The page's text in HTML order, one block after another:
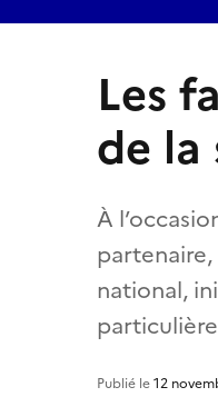
Les
de la
À
partenaire,
national,
Publié le12